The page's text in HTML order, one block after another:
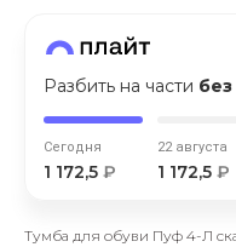
Разбить на части
Сегодня
1 172,5 ₽
22 августа
1 172,5 ₽
Тумба для обуви Пуф 4-Л